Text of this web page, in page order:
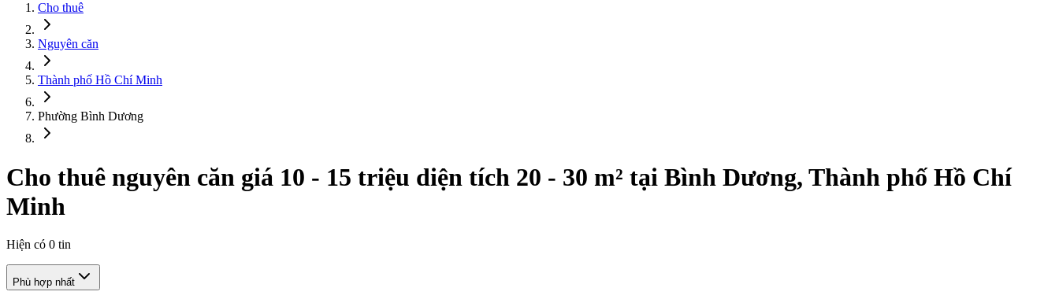
Cho thuê
Nguyên căn
Thành phố Hồ Chí Minh
Phường Bình Dương
Cho thuê nguyên căn giá 10 - 15 triệu diện tích 20 - 30 m² tại Bình Dương, Thành phố Hồ Chí
Minh
Hiện có 0 tin
Phù hợp nhất